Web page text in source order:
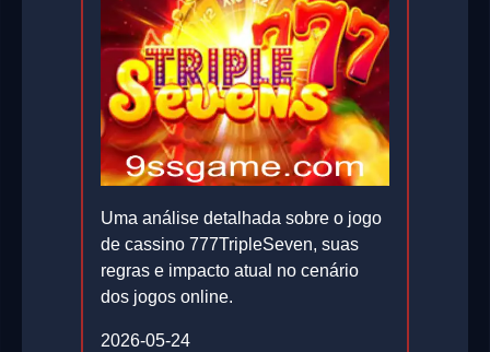
Uma análise detalhada sobre o jogo
de cassino 777TripleSeven, suas
regras e impacto atual no cenário
dos jogos online.
2026-05-24